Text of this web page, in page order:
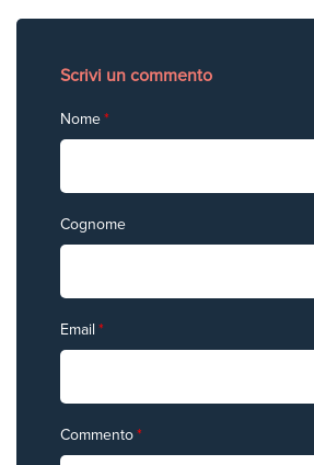
Scrivi un commento
Nome*
Cognome
Email *
Commento*